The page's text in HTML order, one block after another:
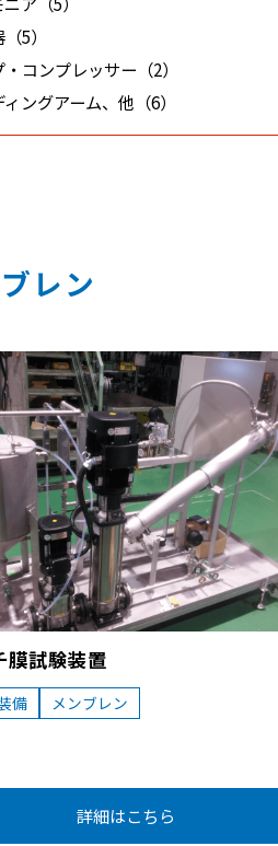
5）
コンプレッサー（2）
ングアーム、他（6）
レン
膜試験装置
備 メンブレン
詳細はこちら